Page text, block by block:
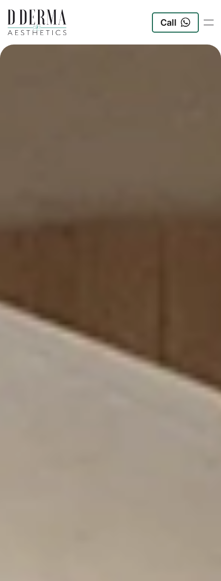
Zum Hauptinhalt springen
Call